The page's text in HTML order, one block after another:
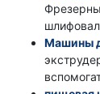
Машины